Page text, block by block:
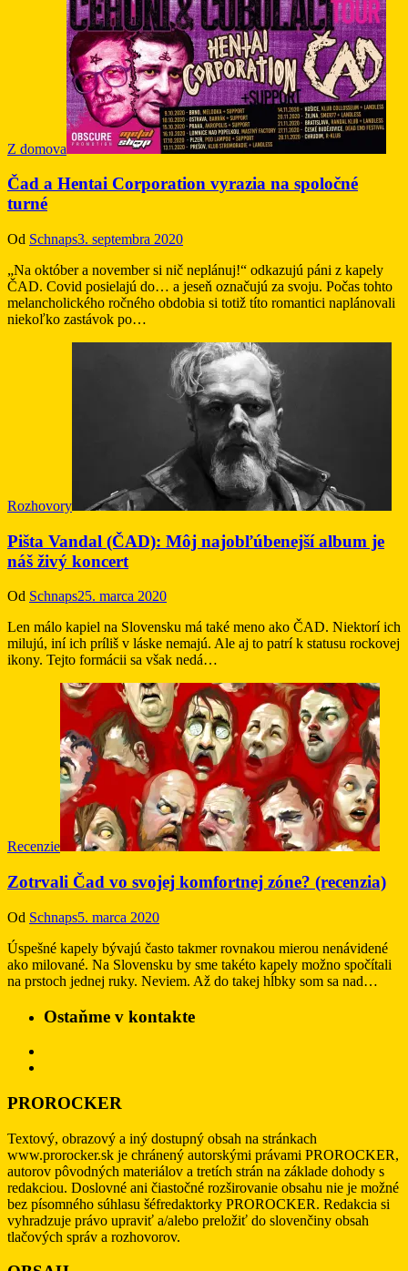
Z domova
Čad a Hentai Corporation vyrazia na spoločné
turné
Od Schnaps3. septembra 2020
„Na október a november si nič neplánuj!“ odkazujú páni z kapely
ČAD. Covid posielajú do… a jeseň označujú za svoju. Počas tohto
melancholického ročného obdobia si totiž títo romantici naplánovali
niekoľko zastávok po…
Rozhovory
Pišta Vandal (ČAD): Môj najobľúbenejší album je
náš živý koncert
Od Schnaps25. marca 2020
Len málo kapiel na Slovensku má také meno ako ČAD. Niektorí ich
milujú, iní ich príliš v láske nemajú. Ale aj to patrí k statusu rockovej
ikony. Tejto formácii sa však nedá…
Recenzie
Zotrvali Čad vo svojej komfortnej zóne? (recenzia)
Od Schnaps5. marca 2020
Úspešné kapely bývajú často takmer rovnakou mierou nenávidené
ako milované. Na Slovensku by sme takéto kapely možno spočítali
na prstoch jednej ruky. Neviem. Až do takej hĺbky som sa nad…
Ostaňme v kontakte
PROROCKER
Textový, obrazový a iný dostupný obsah na stránkach
www.prorocker.sk je chránený autorskými právami PROROCKER,
autorov pôvodných materiálov a tretích strán na základe dohody s
redakciou. Doslovné ani čiastočné rozširovanie obsahu nie je možné
bez písomného súhlasu šéfredaktorky PROROCKER. Redakcia si
vyhradzuje právo upraviť a/alebo preložiť do slovenčiny obsah
tlačových správ a rozhovorov.